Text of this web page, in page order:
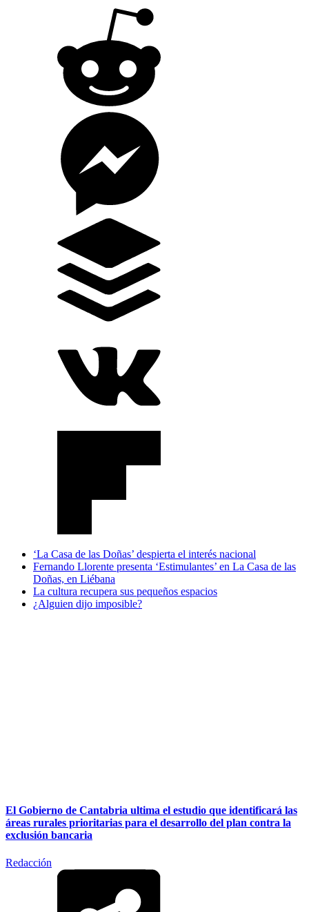
‘La Casa de las Doñas’ despierta el interés nacional
Fernando Llorente presenta ‘Estimulantes’ en La Casa de las
Doñas, en Liébana
La cultura recupera sus pequeños espacios
¿Alguien dijo imposible?
El Gobierno de Cantabria ultima el estudio que identificará las
áreas rurales prioritarias para el desarrollo del plan contra la
exclusión bancaria
Redacción